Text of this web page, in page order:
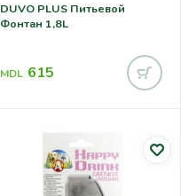
DUVO PLUS Питьевой
Фонтан 1,8L
MDL 615